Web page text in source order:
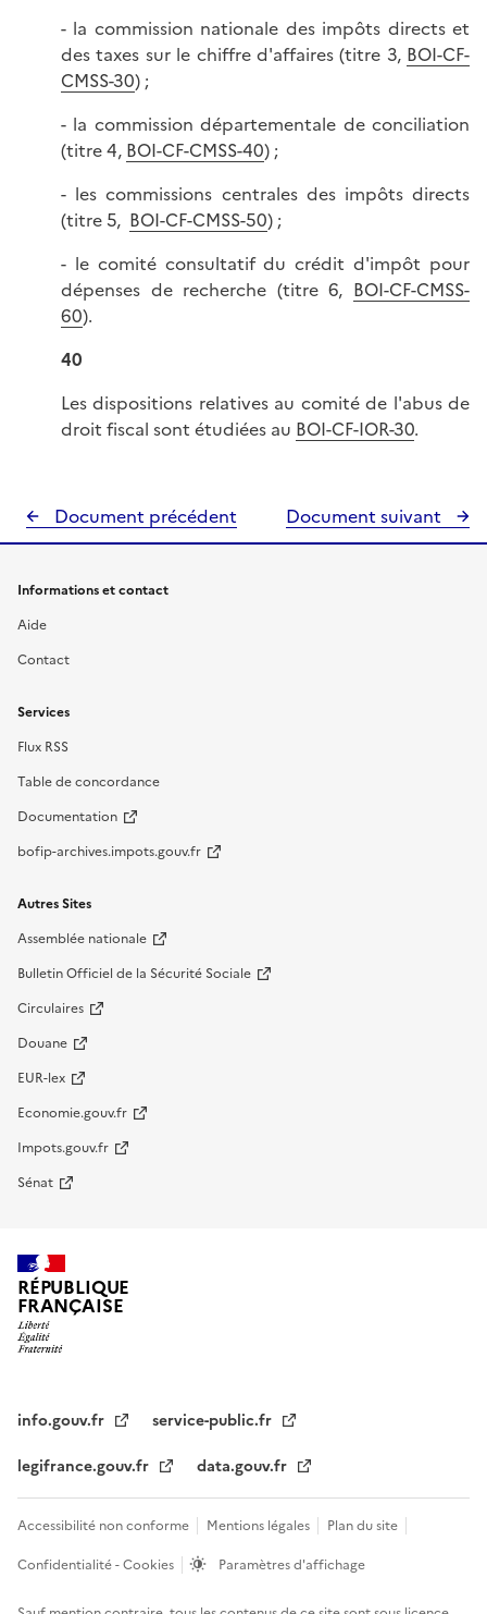
- la commission nationale des impôts directs et
des taxes sur le chiffre d'affaires (titre 3, BOI-CF-
CMSS-30) ;
- la commission départementale de conciliation
(titre 4, BOI-CF-CMSS-40) ;
- les commissions centrales des impôts directs
(titre 5, BOI-CF-CMSS-50) ;
- le comité consultatif du crédit d'impôt pour
dépenses de recherche (titre 6, BOI-CF-CMSS-
60).
40
Les dispositions relatives au comité de l'abus de
droit fiscal sont étudiées au BOI-CF-IOR-30.
Document précédent Document suivant
Informations et contact
Aide
Contact
Services
Flux RSS
Table de concordance
Documentation
bofip-archives.impots.gouv.fr
Autres Sites
Assemblée nationale
Bulletin Officiel de la Sécurité Sociale
Circulaires
Douane
EUR-lex
Economie.gouv.fr
Impots.gouv.fr
Sénat
RÉPUBLIQUE
FRANÇAISE
info.gouv.fr
service-public.fr
legifrance.gouv.fr
data.gouv.fr
Accessibilité non conforme Mentions légales
Plan du site
Confidentialité - Cookies
Paramètres d'affichage